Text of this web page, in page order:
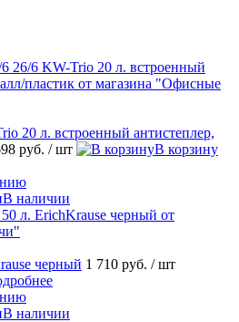
20 л. встроенный антистеплер,
руб. / шт
В корзину
В наличии
черный 1 710 руб. / шт
В наличии